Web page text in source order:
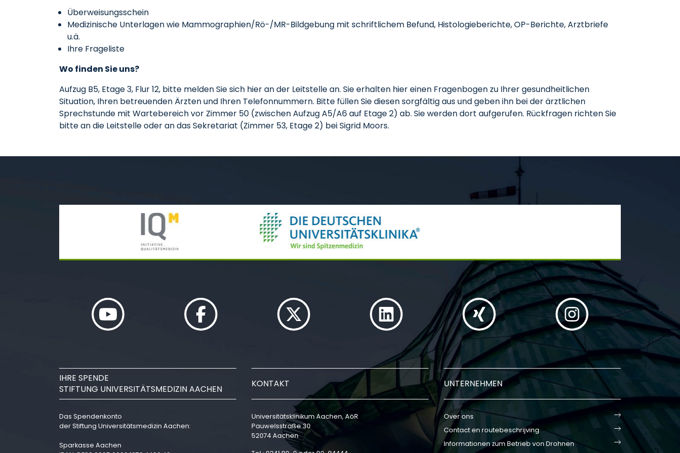
Überweisungsschein
Medizinische Unterlagen wie Mammographien/Rö-/MR-Bildgebung mit schriftlichem Befund, Histologieberichte, OP-Berichte, Arztbriefe
u.ä.
Ihre Frageliste
Wo finden Sie uns?
Aufzug B5, Etage 3, Flur 12, bitte melden Sie sich hier an der Leitstelle an. Sie erhalten hier einen Fragenbogen zu Ihrer gesundheitlichen
Situation, Ihren betreuenden Ärzten und Ihren Telefonnummern. Bitte füllen Sie diesen sorgfältig aus und geben ihn bei der ärztlichen
Sprechstunde mit Wartebereich vor Zimmer 50 (zwischen Aufzug A5/A6 auf Etage 2) ab. Sie werden dort aufgerufen. Rückfragen richten Sie
bitte an die Leitstelle oder an das Sekretariat (Zimmer 53, Etage 2) bei Sigrid Moors.
IHRE SPENDE
STIFTUNG UNIVERSITÄTSMEDIZIN AACHEN
Das Spendenkonto
der Stiftung Universitätsmedizin Aachen:
Sparkasse Aachen
KONTAKT
Universitätsklinikum Aachen, AöR
Pauwelsstraße 30
52074 Aachen
UNTERNEHMEN
Over ons
Contact en routebeschrijving
Informationen zum Betrieb von Drohnen